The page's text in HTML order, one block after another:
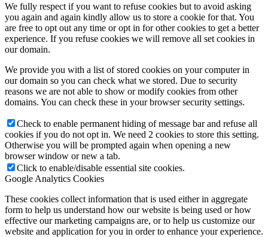
We fully respect if you want to refuse cookies but to avoid asking
you again and again kindly allow us to store a cookie for that. You
are free to opt out any time or opt in for other cookies to get a better
experience. If you refuse cookies we will remove all set cookies in
our domain.
We provide you with a list of stored cookies on your computer in
our domain so you can check what we stored. Due to security
reasons we are not able to show or modify cookies from other
domains. You can check these in your browser security settings.
Check to enable permanent hiding of message bar and refuse all
cookies if you do not opt in. We need 2 cookies to store this setting.
Otherwise you will be prompted again when opening a new
browser window or new a tab.
Click to enable/disable essential site cookies.
Google Analytics Cookies
These cookies collect information that is used either in aggregate
form to help us understand how our website is being used or how
effective our marketing campaigns are, or to help us customize our
website and application for you in order to enhance your experience.